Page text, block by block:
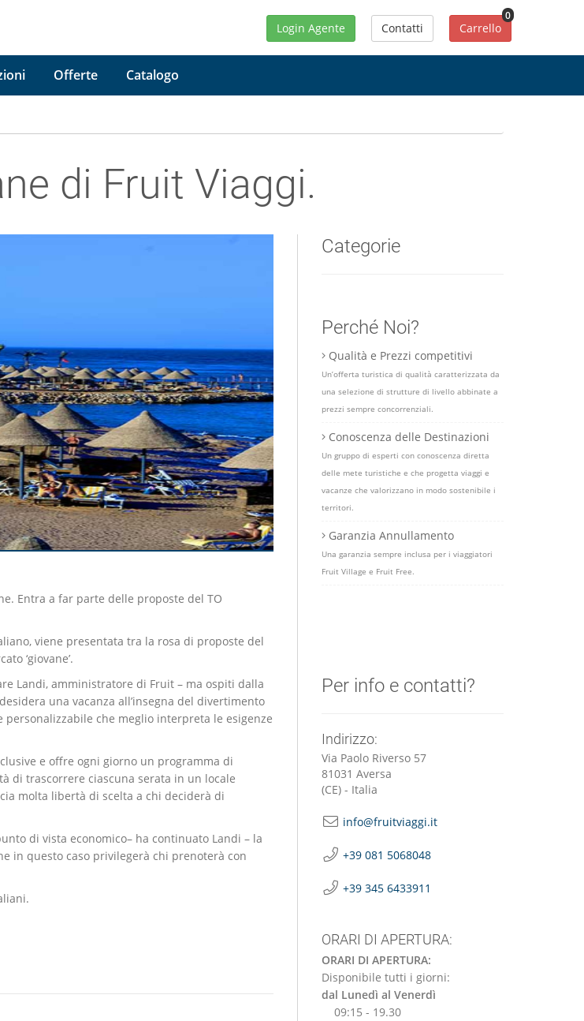
Login Agente Contatti Carrello
0
Offerte Catalogo
di Fruit Viaggi.
Entra a far parte delle proposte del TO
viene presentata tra la rosa di proposte del
‘giovane’.
Landi, amministratore di Fruit – ma ospiti dalla
una vacanza all’insegna del divertimento
che meglio interpreta le esigenze
e offre ogni giorno un programma di
di trascorrere ciascuna serata in un locale
molta libertà di scelta a chi deciderà di
di vista economico– ha continuato Landi – la
in questo caso privilegerà chi prenoterà con
Categorie
Perché Noi?
Qualità e Prezzi competitivi
Un’offerta turistica di qualità caratterizzata da
una selezione di strutture di livello abbinate a
prezzi sempre concorrenziali.
Conoscenza delle Destinazioni
Un gruppo di esperti con conoscenza diretta
delle mete turistiche e che progetta viaggi e
vacanze che valorizzano in modo sostenibile i
territori.
Garanzia Annullamento
Una garanzia sempre inclusa per i viaggiatori
Fruit Village e Fruit Free.
Per info e contatti?
Indirizzo:
Via Paolo Riverso 57
81031 Aversa
(CE) - Italia
info@fruitviaggi.it
+39 081 5068048
+39 345 6433911
ORARI DI APERTURA:
ORARI DI APERTURA:
Disponibile tutti i giorni:
dal Lunedì al Venerdì
09:15 - 19.30